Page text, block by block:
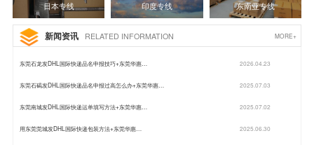
日本专线 印度专线 东南亚专线
新闻资讯 RELATED INFORMATION MORE+
东莞石龙发DHL国际快递品名申报技巧+东莞华惠… 2026.04.23
东莞石碣发DHL国际快递品名申报过高怎么办+东莞华惠… 2025.07.03
东莞南城发DHL国际快递运单填写方法+东莞华惠… 2025.07.02
用东莞莞城发DHL国际快递包装方法+东莞华惠… 2025.06.30